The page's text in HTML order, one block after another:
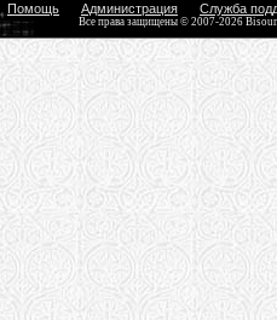
Помощь Администрация Служба
Все права защищены © 2007-2026